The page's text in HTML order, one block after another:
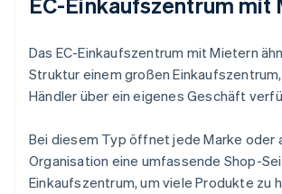
Das EC-Einkaufszentrum mit Mietern
Struktur einem großen
Händler über ein eigenes Geschäft
Bei diesem Typ öffnet jede Marke oder
Organisation eine umfassende Shop-
Einkaufszentrum, um viele Produkte zu